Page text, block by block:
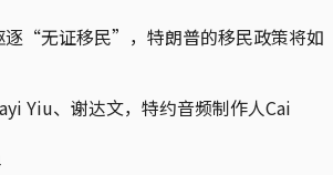
逐“无证移民”，特朗普的移民政策将如
Yiu、谢达文，特约音频制作人Cai